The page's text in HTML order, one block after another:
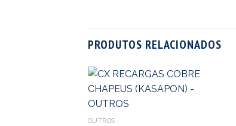
PRODUTOS RELACIONADOS
OUTROS